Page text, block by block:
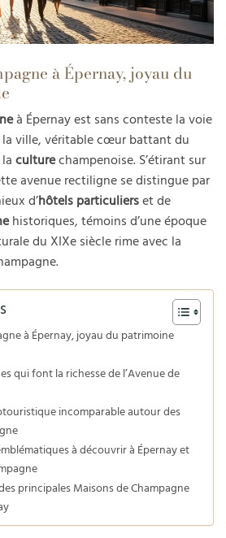
à Épernay, joyau du
à Épernay est sans conteste la voie
la ville, véritable cœur battant du
culturechampenoise. S’étirant sur
avenue rectiligne se distingue par
d’hôtels particulierset de
historiques, témoins d’une époque
du XIXe siècle rime avec la
à Épernay, joyau du patrimoine
qui font la richesse de l’Avenue de
incomparable autour des
à découvrir à Épernay et
principales Maisons de Champagne